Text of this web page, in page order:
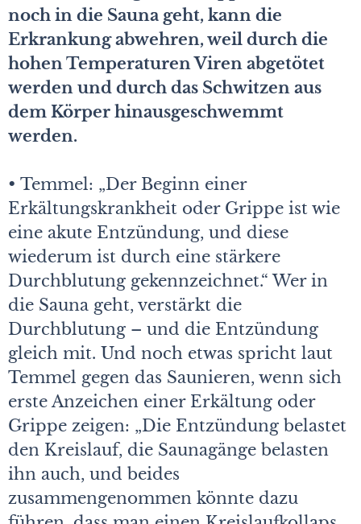
noch in die Sauna geht, kann die
Erkrankung abwehren, weil durch die
hohen Temperaturen Viren abgetötet
werden und durch das Schwitzen aus
dem Körper hinausgeschwemmt
werden.
• Temmel: „Der Beginn einer
Erkältungskrankheit oder Grippe ist wie
eine akute Entzündung, und diese
wiederum ist durch eine stärkere
Durchblutung gekennzeichnet.“ Wer in
die Sauna geht, verstärkt die
Durchblutung – und die Entzündung
gleich mit. Und noch etwas spricht laut
Temmel gegen das Saunieren, wenn sich
erste Anzeichen einer Erkältung oder
Grippe zeigen: „Die Entzündung belastet
den Kreislauf, die Saunagänge belasten
ihn auch, und beides
zusammengenommen könnte dazu